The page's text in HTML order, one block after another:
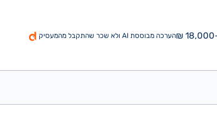
18,000- הערכה מבוססת AI ולא שכר שהתקבל מהמעסיק